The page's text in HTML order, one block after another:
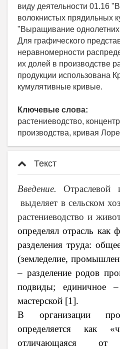
виду деятельности 01.16
волокнистых прядильных
"Выращивание однолетних
Для графического
неравномерности
их долей в производстве
продукции использована
кумулятивные кривые.
Ключевые слова:
растениеводство,
производства, кривая
Текст
Введение. Отраслевой
выделяет в сельском
растениеводство и
определял отрасль как
разделения труда:
(земледелие,
– разделение родов
подвиды; единичное –
мастерской [1].
В организации
определяется как
отличающаяся